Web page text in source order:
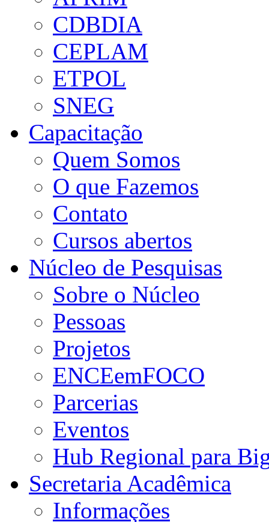
CDBDIA
CEPLAM
ETPOL
SNEG
Capacitação
Quem Somos
O que Fazemos
Contato
Cursos abertos
Núcleo de Pesquisas
Sobre o Núcleo
Pessoas
Projetos
ENCEemFOCO
Parcerias
Eventos
Hub Regional para
Secretaria Acadêmica
Informações